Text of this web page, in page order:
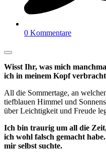
0 Kommentare
Wisst Ihr, was mich
ich in meinem Kopf
All die Sommertage, an
tiefblauen Himmel und
über Leichtigkeit und Freude
Ich bin traurig um all die
ich wohl falsch gemacht
mir selbst suchte.